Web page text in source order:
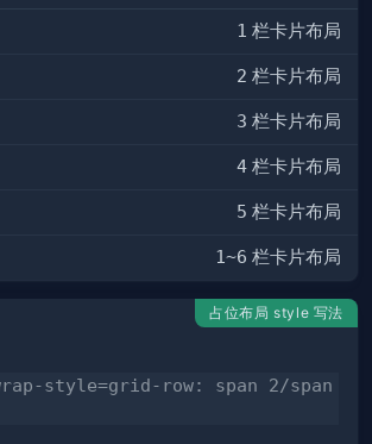
1 栏卡片布局
2 栏卡片布局
3 栏卡片布局
4 栏卡片布局
5 栏卡片布局
1~6 栏卡片布局
占位布局 style 写法
style=grid-row: span 2/span